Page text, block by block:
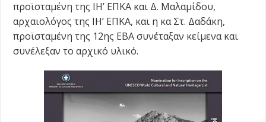
προϊσταμένη της ΙΗ’ ΕΠΚΑ και Δ. Μαλαμίδου,
αρχαιολόγος της ΙΗ’ ΕΠΚΑ, και η κα Στ. Δαδάκη,
προϊσταμένη της 12ης ΕΒΑ συνέταξαν κείμενα και
συνέλεξαν το αρχικό υλικό.